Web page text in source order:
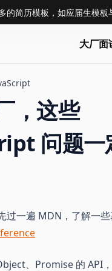
大厂面
，这些
问题一
过一遍 MDN，了解一些
、Promise 的 API